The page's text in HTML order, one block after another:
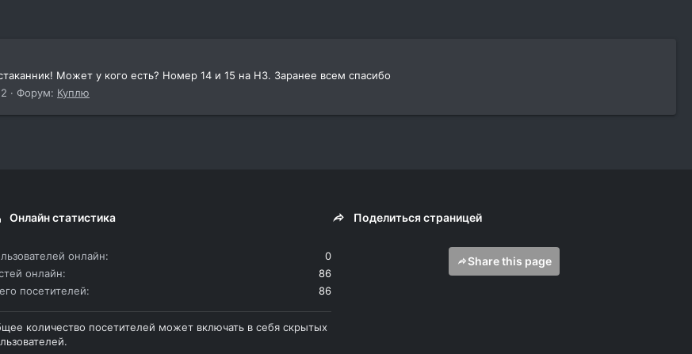
Может у кого есть? Номер 14 и 15 на Н3. Заранее всем спасибо
Форум: Куплю
Онлайн статистика
онлайн
0
онлайн
86
посетителей
86
количество посетителей может включать в себя скрытых
Поделиться страницей
Share this page